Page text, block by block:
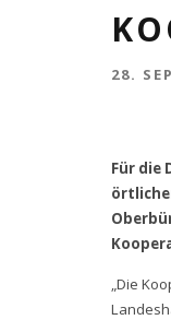
28.
Für die
„Die